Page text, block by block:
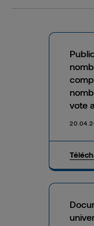
vote